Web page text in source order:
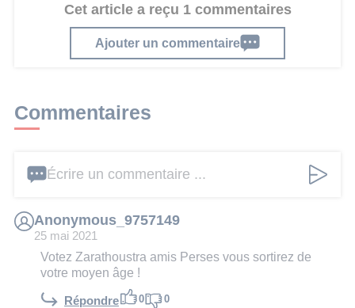
Cet article a reçu 1 commentaires
Ajouter un commentaire
Commentaires
Écrire un commentaire ...
Anonymous_9757149
25 mai 2021
Votez Zarathoustra amis Perses vous sortirez de
votre moyen âge !
Répondre 0 0